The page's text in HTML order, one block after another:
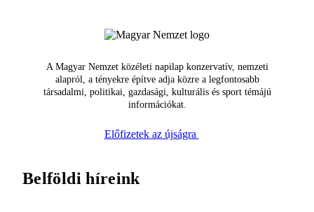
A Magyar Nemzet közéleti napilap konzervatív, nemzeti
alapról, a tényekre építve adja közre a legfontosabb
társadalmi, politikai, gazdasági, kulturális és sport témájú
információkat.
Előfizetek az újságra
Belföldi híreink